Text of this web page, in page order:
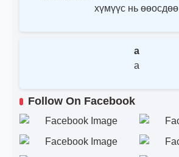
хүмүүс нь өөосдөө
a
a
Follow On Facebook